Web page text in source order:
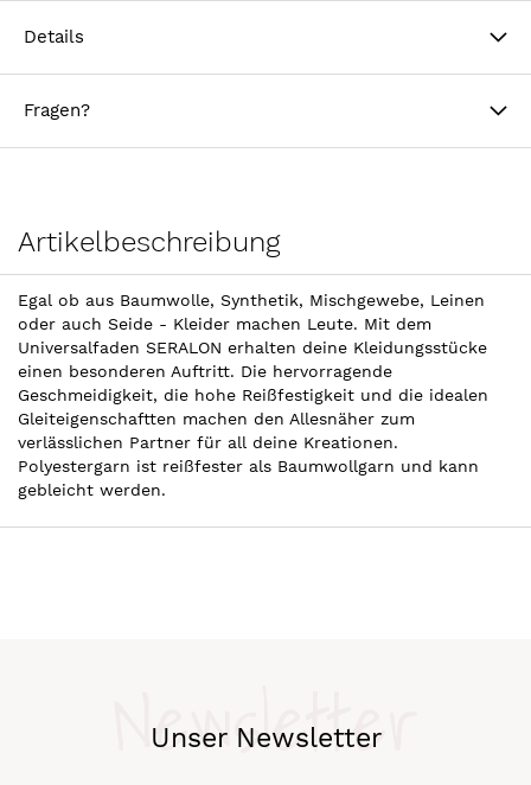
Details
Fragen?
Artikelbeschreibung
Egal ob aus Baumwolle, Synthetik, Mischgewebe, Leinen
oder auch Seide - Kleider machen Leute. Mit dem
Universalfaden SERALON erhalten deine Kleidungsstücke
einen besonderen Auftritt. Die hervorragende
Geschmeidigkeit, die hohe Reißfestigkeit und die idealen
Gleiteigenschaftten machen den Allesnäher zum
verlässlichen Partner für all deine Kreationen.
Polyestergarn ist reißfester als Baumwollgarn und kann
gebleicht werden.
Unser Newsletter
Newsletter